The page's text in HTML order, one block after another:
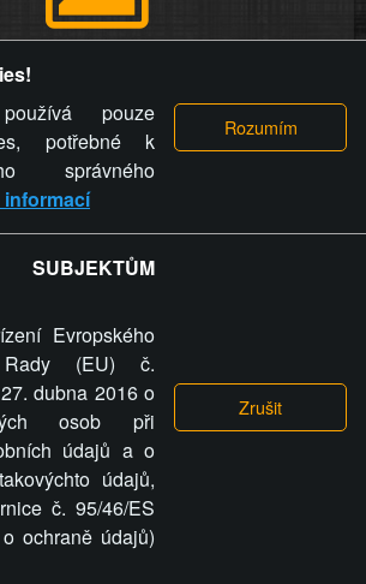
které se toto opatření provozovatele
která umístila fotografii nebo video na
z důvodu odstranění fotografie, videa nebo
výše uvedenou okolnost uplatnit vůči
žádný nárok na náhradu škody nebo
nemajetkové újmy.
- Svět není zvrácenej. To jen
ty lidi...
ZVRÁCENÝ.CZ
A PODMÍNKY GDPR
pouze
potřebné k
správného
informací
Evropského
(EU) č.
dubna 2016 o
osob při
údajů a o
údajů,
č. 95/46/ES
ochraně údajů)